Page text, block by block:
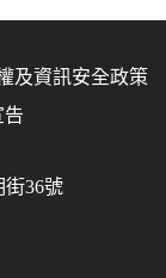
及資訊安全政策
告
街36號